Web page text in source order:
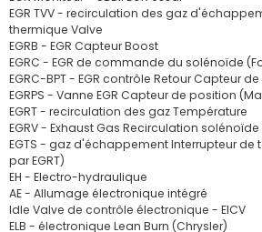
EGR TVV - recirculation des gaz
thermique Valve
EGRB - EGR Capteur Boost
EGRC - EGR de commande du solénoïde
EGRC-BPT - EGR contrôle Retour Capteur
EGRPS - Vanne EGR Capteur de position
EGRT - recirculation des gaz Température
EGRV - Exhaust Gas Recirculation
EGTS - gaz d'échappement Interrupteur
par EGRT)
EH - Electro-hydraulique
AE - Allumage électronique intégré
Idle Valve de contrôle électronique - EICV
ELB - électronique Lean Burn (Chrysler)